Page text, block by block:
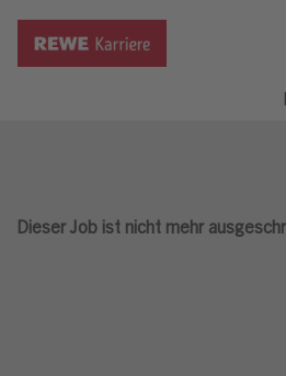
Dieser Job ist nicht mehr